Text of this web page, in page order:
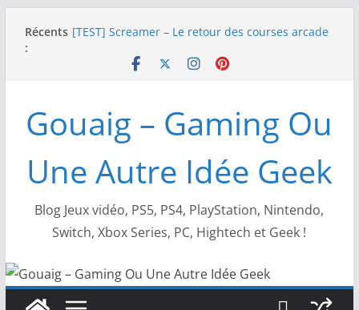
Récents
:
[TEST] Screamer – Le retour des courses arcade
SWITCH 2 : Nouveaux accessoires Turtle Beach X
SNK NEOGEO AES+ : un succès dingue !
NEOGEO AES+ : La légende de l’arcade est de
Gouaig – Gaming Ou
Une Autre Idée Geek
Blog Jeux vidéo, PS5, PS4, PlayStation, Nintendo,
Switch, Xbox Series, PC, Hightech et Geek !